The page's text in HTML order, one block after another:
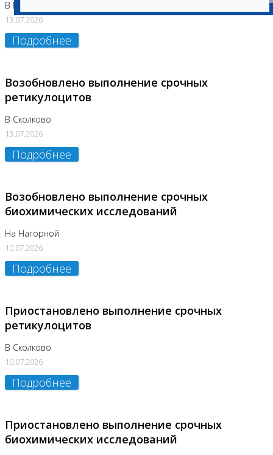
В Бутово
13.07.2026
Подробнее
Возобновлено выполнение срочных
ретикулоцитов
В Сколково
13.07.2026
Подробнее
Возобновлено выполнение срочных
биохимических исследований
На Нагорной
10.07.2026
Подробнее
Приостановлено выполнение срочных
ретикулоцитов
В Сколково
10.07.2026
Подробнее
Приостановлено выполнение срочных
биохимических исследований